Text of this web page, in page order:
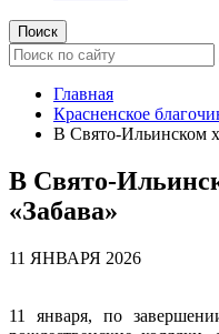
Поиск
Главная
Красненское
В Свято-Ильинском
В Свято-
«Забава»
11 ЯНВАРЯ 2026
11 января, по